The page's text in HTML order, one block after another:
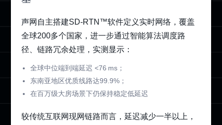
声网自主搭建SD‑RTN™软件定义实时网络，覆盖
全球200多个国家，进一步通过智能算法调度路
径、链路冗余处理，实测显示：
全球中位端到端延迟 <76 ms；
东南亚地区优质线路达99.9%；
在百万级大房场景下仍保持稳定低延迟
较传统互联网现网链路而言，延迟减少一半以上，